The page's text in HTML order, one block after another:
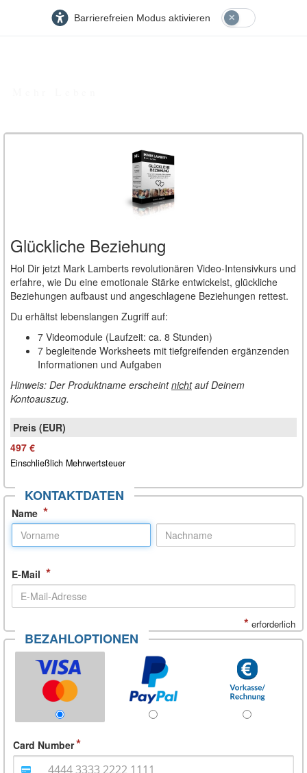
Barrierefreien Modus aktivieren
Glückliche Beziehung
Hol Dir jetzt Mark Lamberts revolutionären Video-Intensivkurs und
erfahre, wie Du eine emotionale Stärke entwickelst, glückliche
Beziehungen aufbaust und angeschlagene Beziehungen rettest.
Du erhältst lebenslangen Zugriff auf:
7 Videomodule (Laufzeit: ca. 8 Stunden)
7 begleitende Worksheets mit tiefgreifenden ergänzenden
Informationen und Aufgaben
Hinweis: Der Produktname erscheintnichtauf Deinem
Kontoauszug.
497 €
Einschließlich Mehrwertsteuer
KONTAKTDATEN
Name *
E-Mail *
* erforderlich
BEZAHLOPTIONEN
Card Number